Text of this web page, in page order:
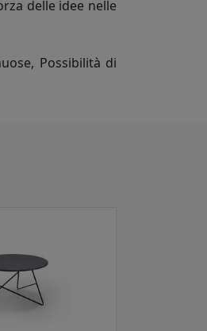
delle idee nelle
Possibilità di